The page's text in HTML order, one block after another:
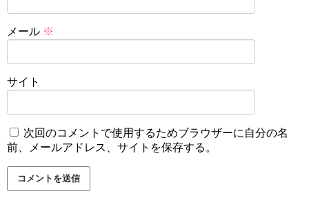
メール ※
サイト
次回のコメントで使用するためブラウザーに自分の名
前、メールアドレス、サイトを保存する。